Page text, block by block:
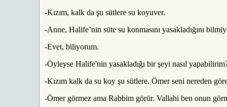
-Kızım, kalk da şu sütlere su koyuver.
-Anne, Halife’nin süte su konmasını yasakladığını
-Evet, biliyorum.
-Öyleyse Halife'nin yasakladığı bir şeyi nasıl
-Kızım kalk da su koy şu sütlere. Ömer seni nereden
-Ömer görmez ama Rabbim görür. Vallahi ben onun